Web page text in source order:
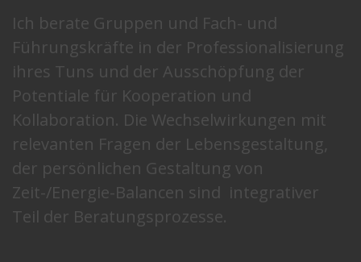
Ich berate Gruppen und Fach- und
Führungskräfte in der Professionalisierung
ihres Tuns und der Ausschöpfung der
Potentiale für Kooperation und
Kollaboration. Die Wechselwirkungen mit
relevanten Fragen der Lebensgestaltung,
der persönlichen Gestaltung von
Zeit-/Energie-Balancen sind integrativer
Teil der Beratungsprozesse.